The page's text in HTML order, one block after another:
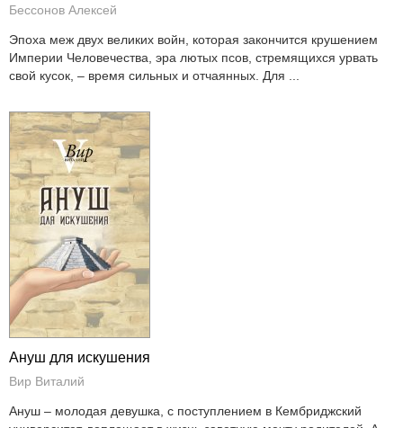
Бессонов Алексей
Эпоха меж двух великих войн, которая закончится крушением
Империи Человечества, эра лютых псов, стремящихся урвать
свой кусок, – время сильных и отчаянных. Для ...
Ануш для искушения
Вир Виталий
Ануш – молодая девушка, с поступлением в Кембриджский